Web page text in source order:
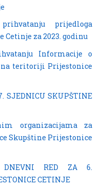
prijedloga
za 2023. godinu
Informacije o
na teritoriji Prijestonice
SJEDNICU SKUPŠTINE
organizacijama za
Skupštine Prijestonice
DNEVNI RED ZA 6.
CETINJE